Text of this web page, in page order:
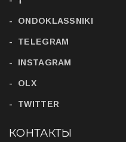
ONDOKLASSNIKI
TELEGRAM
INSTAGRAM
OLX
TWITTER
КОНТАКТЫ